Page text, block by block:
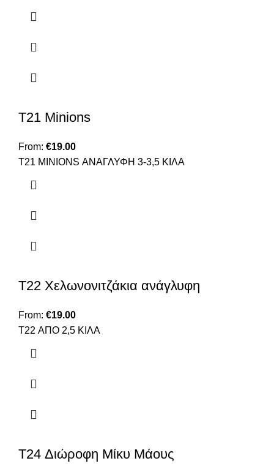
T21 Minions
From: €19.00
Τ21 ΜΙΝΙΟNS ΑΝΑΓΛΥΦΗ 3-3,5 ΚΙΛΑ
T22 Χελωνονιτζάκια ανάγλυφη
From: €19.00
T22 ΑΠΟ 2,5 ΚΙΛΑ
T24 Διώροφη Μίκυ Μάους